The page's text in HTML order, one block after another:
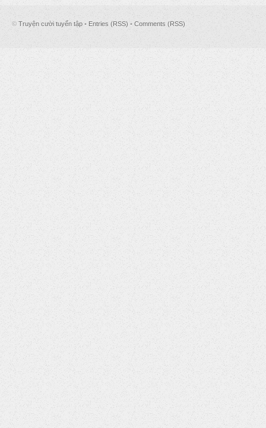
© Truyện cười tuyển tập • Entries (RSS) • Comments (RSS)